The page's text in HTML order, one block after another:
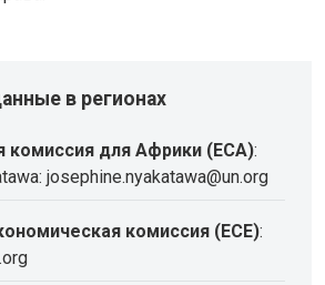
в регионах
комиссия для Африки (ECA):
josephine.nyakatawa@un.org
комиссия (ECE):